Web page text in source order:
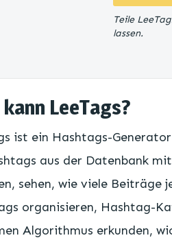
Teile
lassen.
LeeTags?
ist ein Hashtags-
aus der Datenbank
sehen, wie viele Beiträge
organisieren, Hashtag-
Algorithmus erkunden,